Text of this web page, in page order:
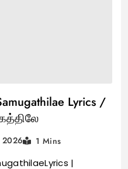
Lyrics /
2026 1 Mins
|